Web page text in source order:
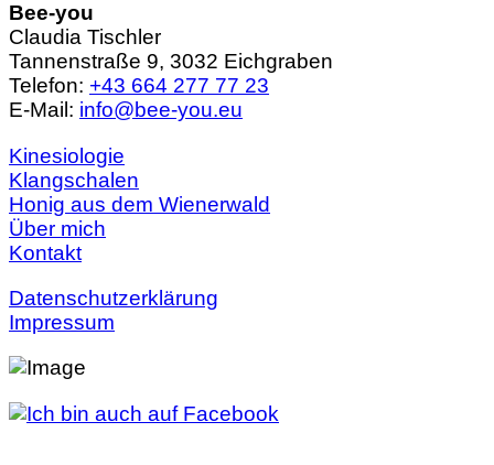
Bee-you
Claudia Tischler
Tannenstraße 9, 3032 Eichgraben
Telefon: +43 664 277 77 23
E-Mail: info@bee-you.eu
Kinesiologie
Klangschalen
Honig aus dem Wienerwald
Über mich
Kontakt
Datenschutzerklärung
Impressum